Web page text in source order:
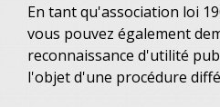
En tant qu'association loi
vous pouvez également
reconnaissance d'utilité
l'objet d'une procédure